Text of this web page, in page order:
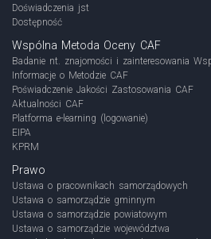
Doświadczenia jst
Dostępność
Wspólna Metoda Oceny CAF
Badanie nt. znajomości i zainteresowania
Informacje o Metodzie CAF
Poświadczenie Jakości Zastosowania CAF
Aktualności CAF
Platforma e-learning (logowanie)
EIPA
KPRM
Prawo
Ustawa o pracownikach samorządowych
Ustawa o samorządzie gminnym
Ustawa o samorządzie powiatowym
Ustawa o samorządzie województwa